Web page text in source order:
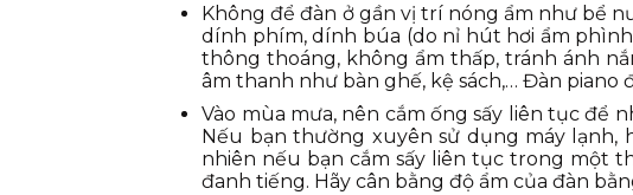
Không để đàn ở gần vị trí nóng ẩm như bể
dính phím, dính búa (do nỉ hút hơi ẩm
thông thoáng, không ẩm thấp, tránh ánh
âm thanh như bàn ghế, kệ sách,… Đàn piano
Vào mùa mưa, nên cắm ống sấy liên tục để
Nếu bạn thường xuyên sử dụng máy lạnh,
nhiên nếu bạn cắm sấy liên tục trong một
đanh tiếng. Hãy cân bằng độ ẩm của đàn